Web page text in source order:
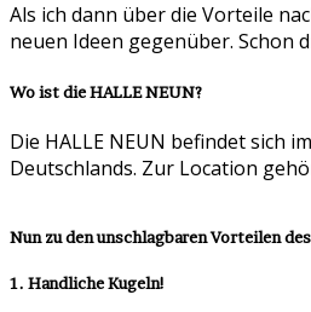
Als ich dann über die Vorteile
neuen Ideen gegenüber. Schon
Wo ist die HALLE NEUN?
Die HALLE NEUN befindet sich
Deutschlands. Zur Location
Nun zu den unschlagbaren Vorteilen
1. Handliche Kugeln!